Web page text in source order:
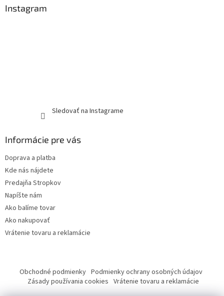
Instagram
Sledovať na Instagrame
Informácie pre vás
Doprava a platba
Kde nás nájdete
Predajňa Stropkov
Napíšte nám
Ako balíme tovar
Ako nakupovať
Vrátenie tovaru a reklamácie
Obchodné podmienky Podmienky ochrany osobných údajov
Zásady používania cookies Vrátenie tovaru a reklamácie